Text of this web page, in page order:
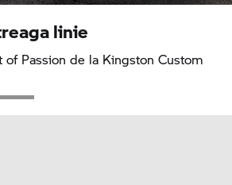
linie
of Passion de la Kingston Custom